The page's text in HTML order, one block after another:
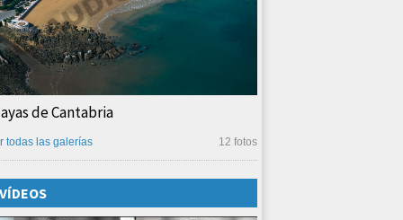
de Cantabria
12 fotos
todas las galerías
VÍDEOS